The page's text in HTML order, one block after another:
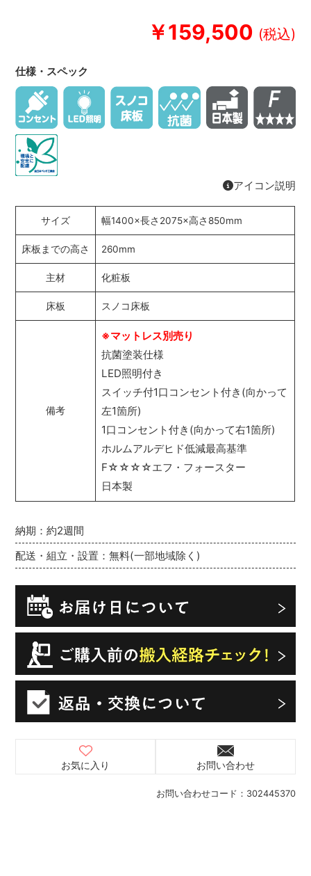
￥159,500
お問い合わせコード： 302445370
納期：約2週間
配送・組立・設置：無料(一部地域除く)
お気に入り お問い合わせ
仕様・スペック
アイコン説明
サイズ 幅1400×長さ2075×高さ850mm
床板までの高さ 260mm
主材 化粧板
床板 スノコ床板
備考
※マットレス別売り
抗菌塗装仕様
LED照明付き
スイッチ付1口コンセント付き(向かって
左1箇所)
1口コンセント付き(向かって右1箇所)
ホルムアルデヒド低減最高基準
F☆☆☆☆エフ・フォースター
日本製